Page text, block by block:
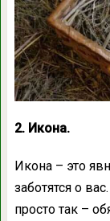
2. Икона.
Икона – это
заботятся о
просто так –